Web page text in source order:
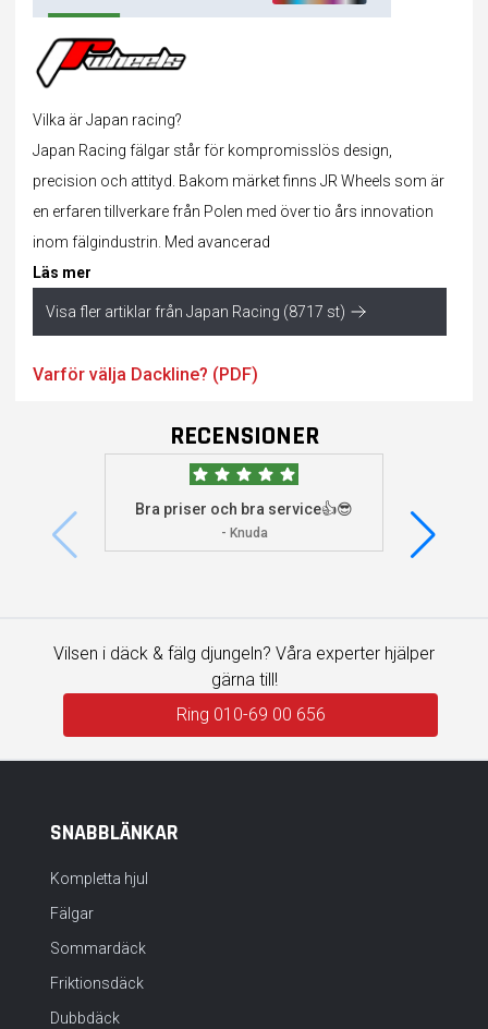
Vilka är Japan racing?
Japan Racing fälgar står för kompromisslös design,
precision och attityd. Bakom märket finns JR Wheels som är
en erfaren tillverkare från Polen med över tio års innovation
inom fälgindustrin. Med avancerad
Läs mer
Visa fler artiklar från Japan Racing (8717 st)
Varför välja Dackline? (PDF)
RECENSIONER
Bra priser och bra service👍😎
- Knuda
Vilsen i däck & fälg djungeln? Våra experter hjälper
gärna till!
Ring 010-69 00 656
SNABBLÄNKAR
Kompletta hjul
Fälgar
Sommardäck
Friktionsdäck
Dubbdäck